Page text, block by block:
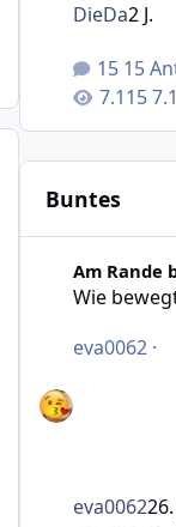
15
DieDa2 J.
Buntes
Am Rande
Wie
eva0062 ·
eva0062